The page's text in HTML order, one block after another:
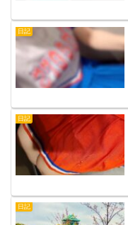
日記
日記
日記